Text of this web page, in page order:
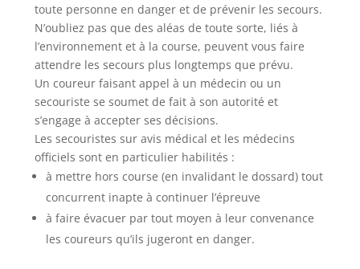
toute personne en danger et de prévenir les secours.
N’oubliez pas que des aléas de toute sorte, liés à
l’environnement et à la course, peuvent vous faire
attendre les secours plus longtemps que prévu.
Un coureur faisant appel à un médecin ou un
secouriste se soumet de fait à son autorité et
s’engage à accepter ses décisions.
Les secouristes sur avis médical et les médecins
officiels sont en particulier habilités :
à mettre hors course (en invalidant le dossard) tout
concurrent inapte à continuer l’épreuve
à faire évacuer par tout moyen à leur convenance
les coureurs qu’ils jugeront en danger.